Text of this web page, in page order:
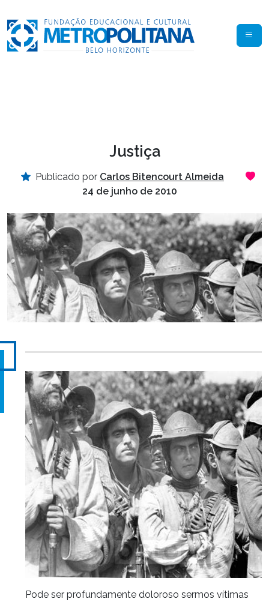
Justiça
Publicado por Carlos Bitencourt Almeida
24 de junho de 2010
Pode ser profundamente doloroso sermos vítimas